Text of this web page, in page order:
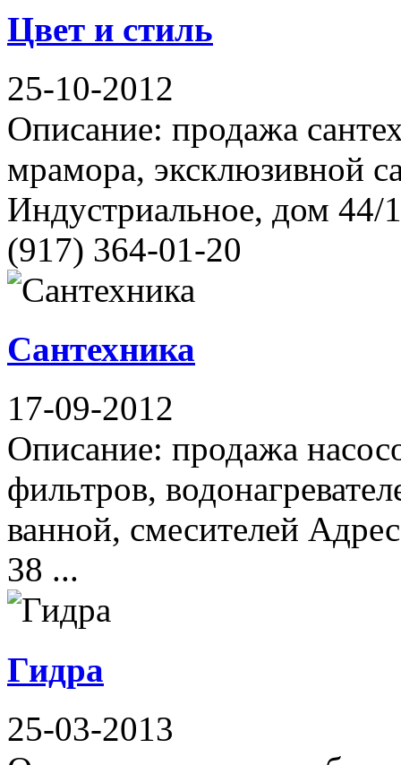
Цвет и стиль
25-10-2012
Описание: продажа
мрамора, эксклюзивной
Индустриальное, дом
(917) 364-01-20
Сантехника
17-09-2012
Описание: продажа
фильтров,
ванной, смесителей
38 ...
Гидра
25-03-2013